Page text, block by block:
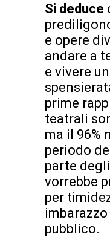
Si deduce
e opere
andare a
e vivere
prime
teatrali
ma il 96%
periodo
parte
vorrebbe
per
pubblico.